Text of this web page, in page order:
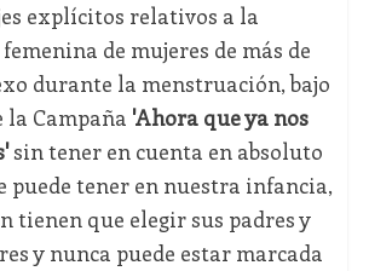
explícitos relativos a la
de mujeres de más de
durante la menstruación, bajo
la Campaña 'Ahora que ya nos
sin tener en cuenta en absoluto
puede tener en nuestra infancia,
tienen que elegir sus padres y
y nunca puede estar marcada